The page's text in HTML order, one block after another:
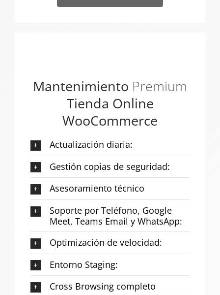
Mantenimiento Premium
Tienda Online
WooCommerce
Actualización diaria:
Gestión copias de seguridad:
Asesoramiento técnico
Soporte por Teléfono, Google
Meet, Teams Email y WhatsApp:
Optimización de velocidad:
Entorno Staging:
Cross Browsing completo